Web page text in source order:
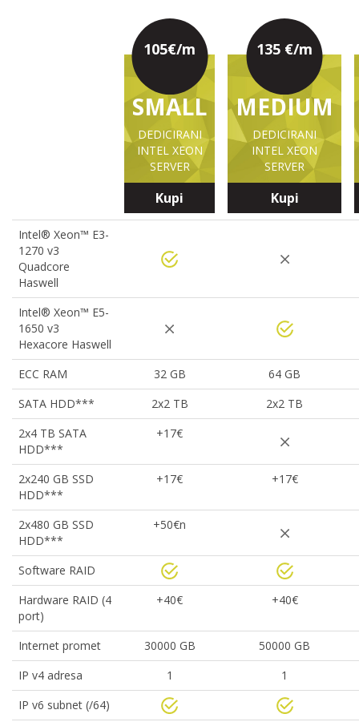
105€/m
SMALL
DEDICIRANI
INTEL XEON
SERVER
Kupi
135 €/m
MEDIUM
DEDICIRANI
INTEL XEON
SERVER
Kupi
Intel® Xeon™ E3-
1270 v3
Quadcore
Haswell
Intel® Xeon™ E5-
1650 v3
Hexacore Haswell
ECC RAM
32 GB
64 GB
SATA HDD***
2x2 TB
2x2 TB
2x4 TB SATA
HDD***
+17€
2x240 GB SSD
HDD***
+17€ +17€
2x480 GB SSD
HDD***
+50€n
Software RAID
Hardware RAID (4
port)
+40€ +40€
Internet promet 30000 GB
50000 GB
IP v4 adresa
1
1
IP v6 subnet (/64)